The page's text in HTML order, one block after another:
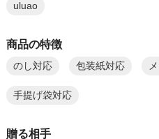
uluao
商品の特徴
のし対応 包装紙対応
手提げ袋対応
贈る相手